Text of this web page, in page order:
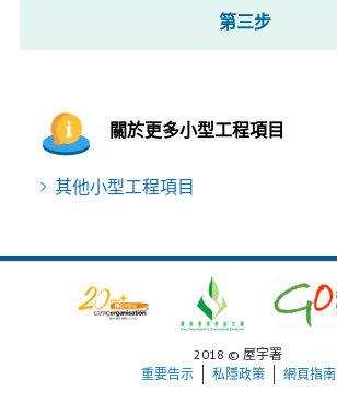
第三步
關於更多小型工程項目
其他小型工程項目
2018 © 屋宇署
重要告示
私隱政策 網頁指南